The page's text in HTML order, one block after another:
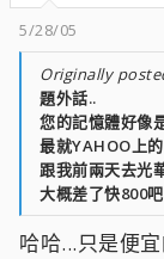
5/28/05
Originally
題外話..
您的記憶體好像
最就YAHOO上
跟我前兩天去光
大概差了快800
哈哈...只是便